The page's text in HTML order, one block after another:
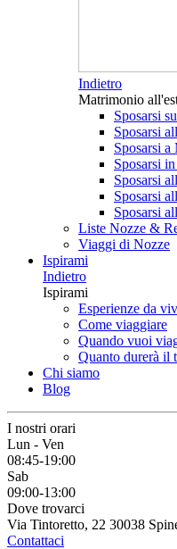
Indietro
Matrimonio
Sposarsi
Sposarsi
Sposarsi
Sposarsi
Sposarsi
Sposarsi
Sposarsi
Liste Nozze &
Viaggi di Nozze
Ispirami
Indietro
Ispirami
Esperienze da
Come viaggiare
Quando vuoi
Quanto durerà il
Chi siamo
Blog
I nostri orari
Lun - Ven
08:45-19:00
Sab
09:00-13:00
Dove trovarci
Via Tintoretto, 22 30038
Contattaci